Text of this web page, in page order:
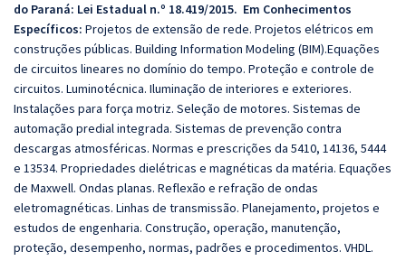
do Paraná: Lei Estadual n.º 18.419/2015. Em Conhecimentos
Específicos: Projetos de extensão de rede. Projetos elétricos em
construções públicas. Building Information Modeling (BIM).Equações
de circuitos lineares no domínio do tempo. Proteção e controle de
circuitos. Luminotécnica. Iluminação de interiores e exteriores.
Instalações para força motriz. Seleção de motores. Sistemas de
automação predial integrada. Sistemas de prevenção contra
descargas atmosféricas. Normas e prescrições da 5410, 14136, 5444
e 13534. Propriedades dielétricas e magnéticas da matéria. Equações
de Maxwell. Ondas planas. Reflexão e refração de ondas
eletromagnéticas. Linhas de transmissão. Planejamento, projetos e
estudos de engenharia. Construção, operação, manutenção,
proteção, desempenho, normas, padrões e procedimentos. VHDL.